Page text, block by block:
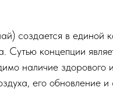
создается в единой
Сутью концепции
наличие здорового
его обновление и